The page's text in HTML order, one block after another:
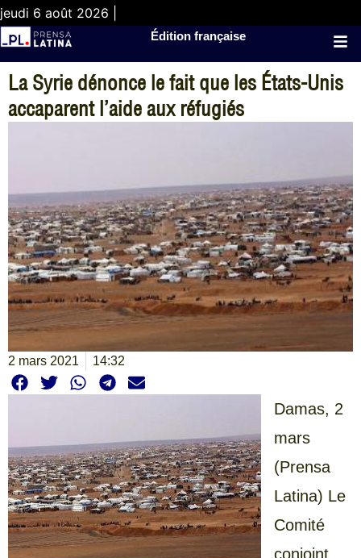
jeudi 6 août 2026 |
Édition française
La Syrie dénonce le fait que les États-Unis
accaparent l’aide aux réfugiés
2 mars 2021 14:32
Damas, 2
mars
(Prensa
Latina) Le
Comité
conjoint